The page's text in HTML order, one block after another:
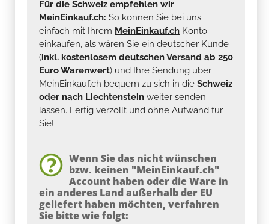
Für die Schweiz empfehlen wir
MeinEinkauf.ch: So können Sie bei uns
einfach mit Ihrem MeinEinkauf.ch Konto
einkaufen, als wären Sie ein deutscher Kunde
(inkl. kostenlosem deutschen Versand ab 250
Euro Warenwert) und Ihre Sendung über
MeinEinkauf.ch bequem zu sich in die Schweiz
oder nach Liechtenstein weiter senden
lassen. Fertig verzollt und ohne Aufwand für
Sie!
Wenn Sie das nicht wünschen
bzw. keinen "MeinEinkauf.ch"
Account haben oder die Ware in
ein anderes Land außerhalb der EU
geliefert haben möchten, verfahren
Sie bitte wie folgt: